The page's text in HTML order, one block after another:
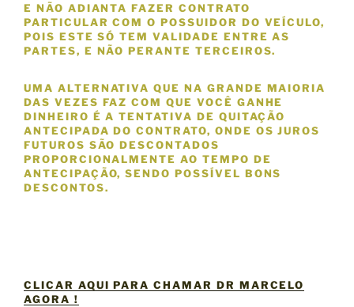
E NÃO ADIANTA FAZER CONTRATO
PARTICULAR COM O POSSUIDOR DO VEÍCULO,
POIS ESTE SÓ TEM VALIDADE ENTRE AS
PARTES, E NÃO PERANTE TERCEIROS.
UMA ALTERNATIVA QUE NA GRANDE MAIORIA
DAS VEZES FAZ COM QUE VOCÊ GANHE
DINHEIRO É A TENTATIVA DE QUITAÇÃO
ANTECIPADA DO CONTRATO, ONDE OS JUROS
FUTUROS SÃO DESCONTADOS
PROPORCIONALMENTE AO TEMPO DE
ANTECIPAÇÃO, SENDO POSSÍVEL BONS
DESCONTOS.
CLICAR AQUI PARA CHAMAR DR MARCELO
AGORA !